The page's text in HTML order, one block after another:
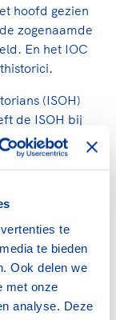
te
te bieden
Ook delen we
met onze
analyse. Deze
hoofd gezien
zogenaamde
En het IOC
(ISOH)
de ISOH bij
om de
te erkennen als
Spelen in
en 1908. Het
verzoek
De Jong zes